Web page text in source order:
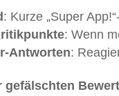
: Kurze „Super
: Wenn
Antworten:
gefälschten